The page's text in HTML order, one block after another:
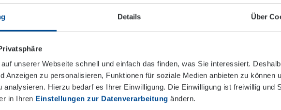
Details Über
unserer Webseite schnell und einfach das finden, was Sie interessiert.
Anzeigen zu personalisieren, Funktionen für soziale Medien anbieten zu können
analysieren. Hierzu bedarf es Ihrer Einwilligung. Die Einwilligung ist freiwillig und
in Ihren Einstellungen zur Datenverarbeitung ändern.
werden.